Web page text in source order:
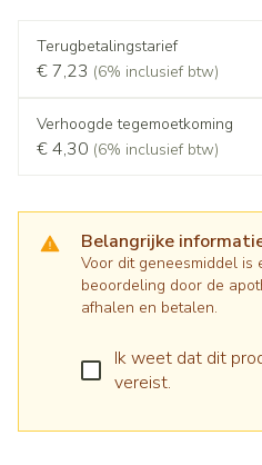
Terugbetalingstarief
€ 7,23 (6% inclusief btw)
Verhoogde tegemoetkoming
€ 4,30 (6% inclusief btw)
Belangrijke
Voor dit geneesmiddel is
beoordeling door de
afhalen en betalen.
Ik weet dat dit
vereist.